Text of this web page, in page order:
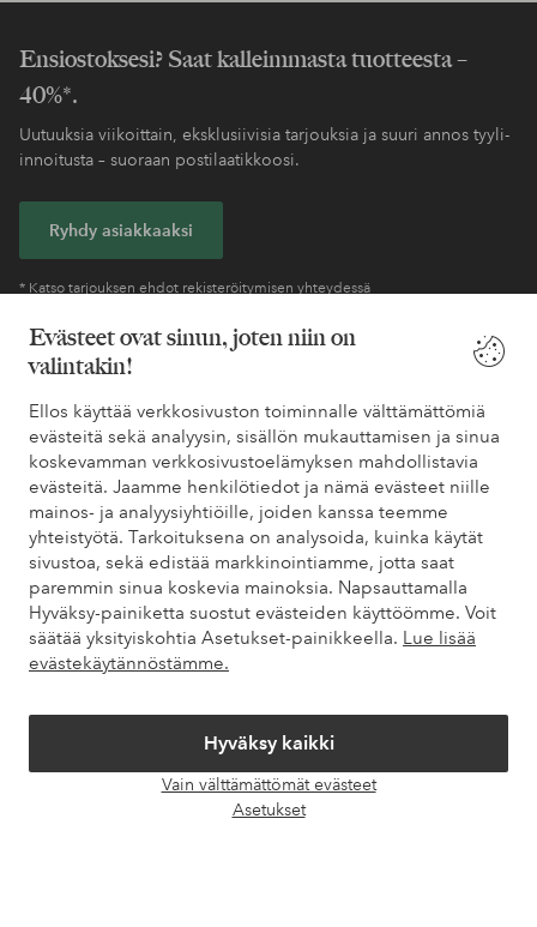
Evästeet ovat sinun, joten niin on
valintakin!
Ellos käyttää verkkosivuston toiminnalle välttämättömiä
evästeitä sekä analyysin, sisällön mukauttamisen ja sinua
koskevamman verkkosivustoelämyksen mahdollistavia
evästeitä. Jaamme henkilötiedot ja nämä evästeet niille
mainos- ja analyysiyhtiöille, joiden kanssa teemme
yhteistyötä. Tarkoituksena on analysoida, kuinka käytät
sivustoa, sekä edistää markkinointiamme, jotta saat
paremmin sinua koskevia mainoksia. Napsauttamalla
Hyväksy-painiketta suostut evästeiden käyttöömme. Voit
säätää yksityiskohtia Asetukset-painikkeella. Lue lisää
evästekäytännöstämme.
Hyväksy kaikki
Vain välttämättömät evästeet
Asetukset
Ensiostoksesi? Saat kalleimmasta tuotteesta –
40%*.
Uutuuksia viikoittain, eksklusiivisia tarjouksia ja suuri annos tyyli-
innoitusta – suoraan postilaatikkoosi.
Ryhdy asiakkaaksi
* Katso tarjouksen ehdot rekisteröitymisen yhteydessä
Tarvitsetko apua?
Löydät vastaukset useimmin kysyttyihin kysymyksiin usein
kysytyistä kysymyksistä. Löydät myös tietoa siitä, miten voit ottaa
meihin yhteyttä.
Asiakaspalvelu Tilaukset Maksutavat
Omat sivut